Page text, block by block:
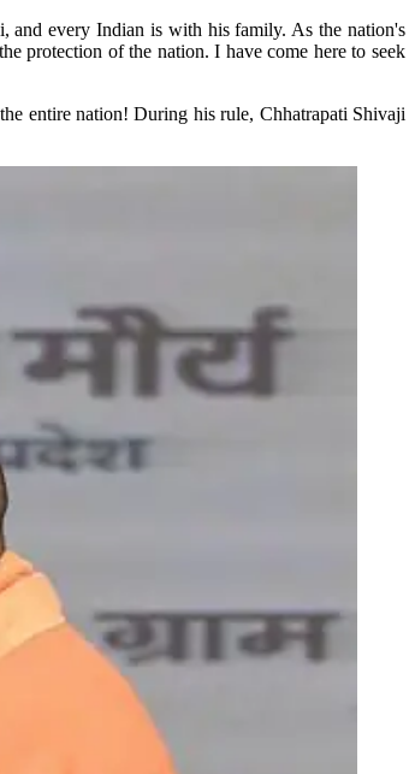
and every Indian is with his family. As the nation's
protection of the nation. I have come here to seek
entire nation! During his rule, Chhatrapati Shivaji